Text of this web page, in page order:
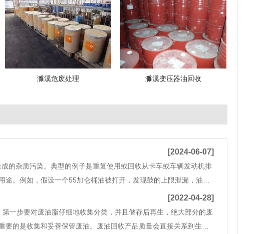
濉溪危废处理 濉溪变压器油回收
[2024-06-07]
杂质污染。典型的例子是重复使用或回收从卡车或车辆发动机排
例如，假设一个55加仑桶油被打开，发现鼓的上限泄漏，油和
[2022-04-28]
一步要对废油脂仔细地收集分类，并且储存后再生，绝大部分的废
的是收集和妥善保管废油。废油回收产品质量会直接关系到生产